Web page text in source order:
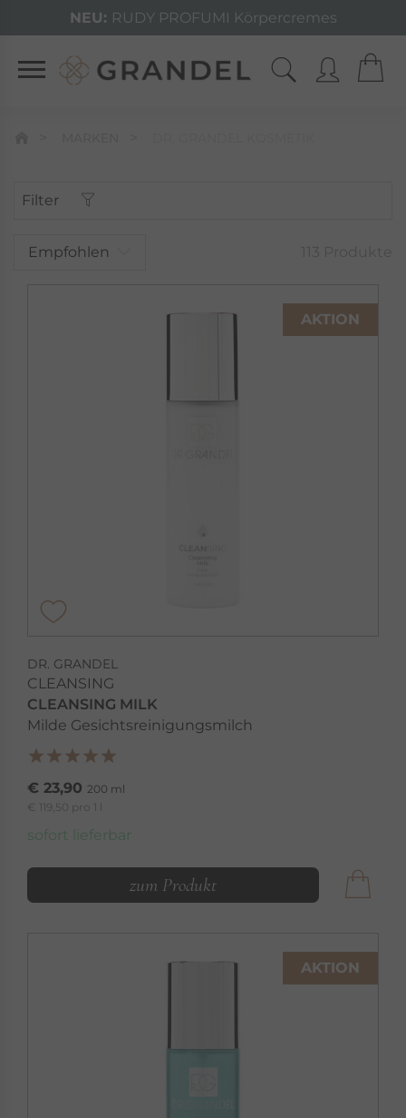
NEU: RUDY PROFUMI Körpercremes
Filter
Empfohlen
AKTION
DR. GRANDEL
CLEANSING
CLEANSING MILK
Milde Gesichtsreinigungsmilch
€ 23,90 200 ml
€ 119,50 pro 1 l
sofort lieferbar
zum Produkt
AKTION